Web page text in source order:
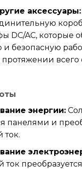
аксессуары:
DC/AC, которые
и безопасную
всего
энергии:
панелями и
ток.
ток